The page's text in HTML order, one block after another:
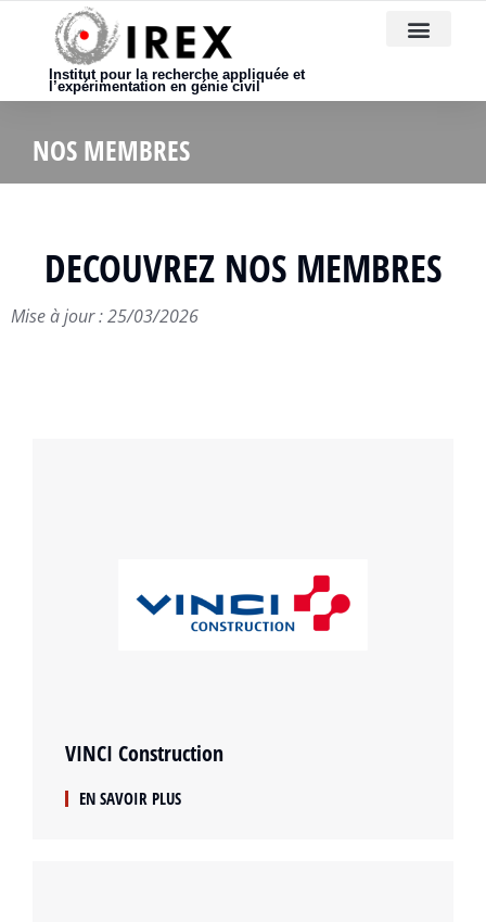
Institut pour la recherche appliquée et
l’expérimentation en génie civil
NOS MEMBRES
DECOUVREZ NOS MEMBRES
Mise à jour : 25/03/2026
VINCI Construction
EN SAVOIR PLUS